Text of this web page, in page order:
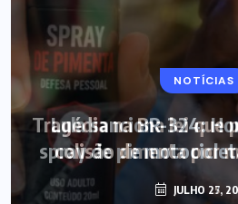
NOTÍCIAS
Lula sanciona lei que
spray de pimenta por
JULHO 25,